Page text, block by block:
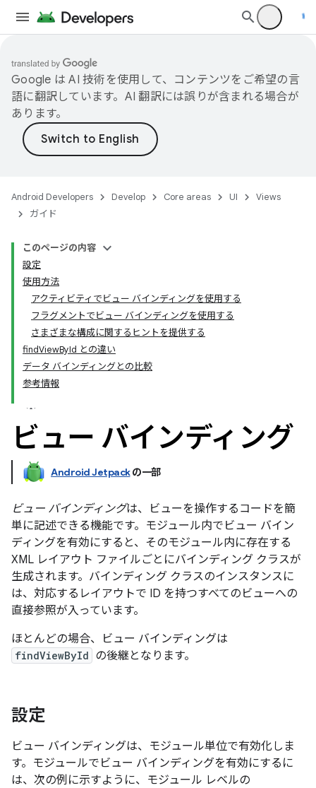
Google は AI 技術を使用して、コンテンツをご希望の言
語に翻訳しています。AI 翻訳には誤りが含まれる場合が
あります。
Android Developers Develop Core areas UI
Views
ガイド
このページの内容
設定
使用方法
アクティビティでビュー バインディングを使用する
フラグメントでビュー バインディングを使用する
さまざまな構成に関するヒントを提供する
findViewById との違い
データ バインディングとの比較
参考情報
ビュー バインディング
Android Jetpackの一部
ビュー バインディングは、ビューを操作するコードを簡
単に記述できる機能です。モジュール内でビュー バイン
ディングを有効にすると、そのモジュール内に存在する
XML レイアウト ファイルごとにバインディング クラスが
生成されます。バインディング クラスのインスタンスに
は、対応するレイアウトで ID を持つすべてのビューへの
直接参照が入っています。
ほとんどの場合、ビュー バインディングは
findViewById の後継となります。
設定
ビュー バインディングは、モジュール単位で有効化しま
す。モジュールでビュー バインディングを有効にするに
は、次の例に示すように、モジュール レベルの